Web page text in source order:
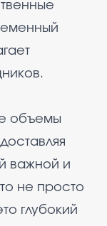
объемы
важной и
не просто
глубокий